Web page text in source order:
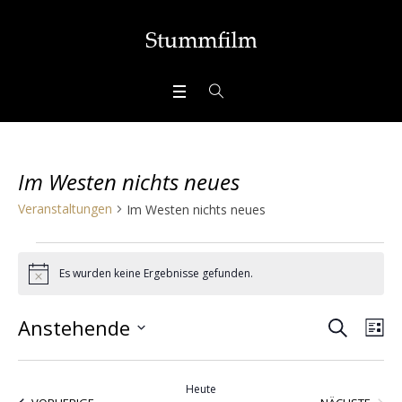
Im Westen nichts neues
Veranstaltungen Im Westen nichts neues
Veranstaltungen
HinweisEs wurden keine Ergebnisse gefunden.
Suche
SUCHE
Anstehende
Heute